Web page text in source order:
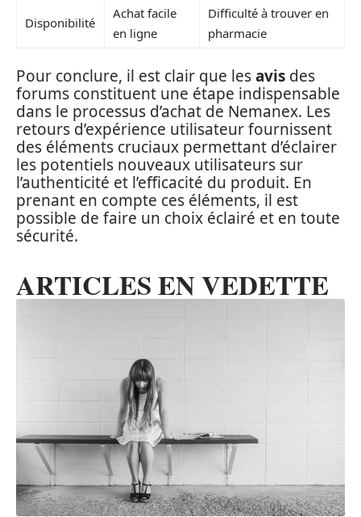
Disponibilité
Achat facile
en ligne
Difficulté à trouver en
pharmacie
Pour conclure, il est clair que lesavis des
forums constituent une étape indispensable
dans le processus d’achat de Nemanex. Les
retours d’expérience utilisateur fournissent
des éléments cruciaux permettant d’éclairer
les potentiels nouveaux utilisateurs sur
l’authenticité et l’efficacité du produit. En
prenant en compte ces éléments, il est
possible de faire un choix éclairé et en toute
sécurité.
ARTICLES EN VEDETTE